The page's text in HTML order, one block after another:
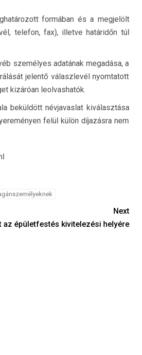
formában és a megjelölt
telefon, fax), illetve határidőn túl
személyes adatának megadása, a
jelentő válaszlevél nyomtatott
kizáróan leolvashatók.
beküldött névjavaslat kiválasztása
felül külön díjazásra nem
Next
az épületfestés kivitelezési helyére